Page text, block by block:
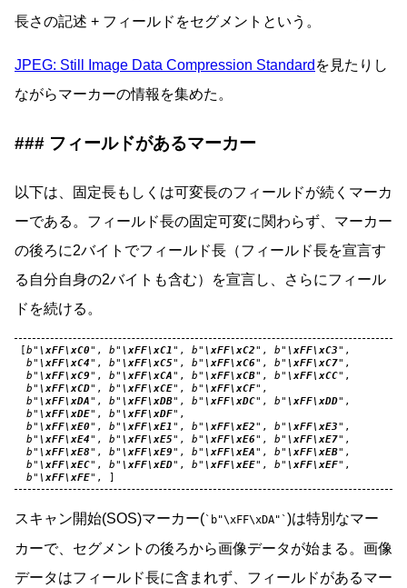
長さの記述 + フィールドをセグメントという。
JPEG: Still Image Data Compression Standard を見たりし
ながらマーカーの情報を集めた。
フィールドがあるマーカー
以下は、固定長もしくは可変長のフィールドが続くマーカ
ーである。フィールド長の固定可変に関わらず、マーカー
の後ろに2バイトでフィールド長（フィールド長を宣言す
る自分自身の2バイトも含む）を宣言し、さらにフィール
ドを続ける。
b" \xFF\xC0" , b" \xFF\xC1" , b" \xFF\xC2" , b" \xFF\xC3" ,
b" \xFF\xC4" , b" \xFF\xC5" , b" \xFF\xC6" , b" \xFF\xC7" ,
b" \xFF\xC9" , b" \xFF\xCA" , b" \xFF\xCB" , b" \xFF\xCC" ,
b" \xFF\xCD" , b" \xFF\xCE" , b" \xFF\xCF" ,
b" \xFF\xDA" , b" \xFF\xDB" , b" \xFF\xDC" , b" \xFF\xDD" ,
b" \xFF\xDE" , b" \xFF\xDF" ,
b" \xFF\xE0" , b" \xFF\xE1" , b" \xFF\xE2" , b" \xFF\xE3" ,
b" \xFF\xE4" , b" \xFF\xE5" , b" \xFF\xE6" , b" \xFF\xE7" ,
b" \xFF\xE8" , b" \xFF\xE9" , b" \xFF\xEA" , b" \xFF\xEB" ,
b" \xFF\xEC" , b" \xFF\xED" , b" \xFF\xEE" , b" \xFF\xEF" ,
b" \xFF\xFE" ,
スキャン開始(SOS)マーカー( b"\xFF\xDA" )は特別なマー
カーで、セグメントの後ろから画像データが始まる。画像
データはフィールド長に含まれず、フィールドがあるマー